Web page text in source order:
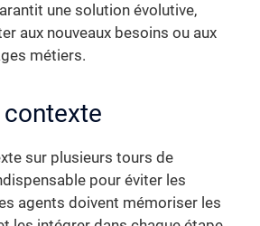
une solution évolutive,
aux nouveaux besoins ou aux
métiers.
sur plusieurs tours de
pour éviter les
agents doivent mémoriser les